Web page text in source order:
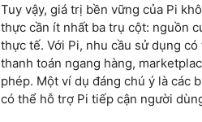
Tuy vậy, giá trị bền vững của Pi
thực cần ít nhất ba trụ cột: nguồn
thực tế. Với Pi, nhu cầu sử dụng
thanh toán ngang hàng,
phép. Một ví dụ đáng chú ý là các
có thể hỗ trợ Pi tiếp cận người